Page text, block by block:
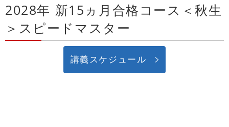
2028年 新15ヵ月合格コース＜秋生
＞スピードマスター
講義スケジュール